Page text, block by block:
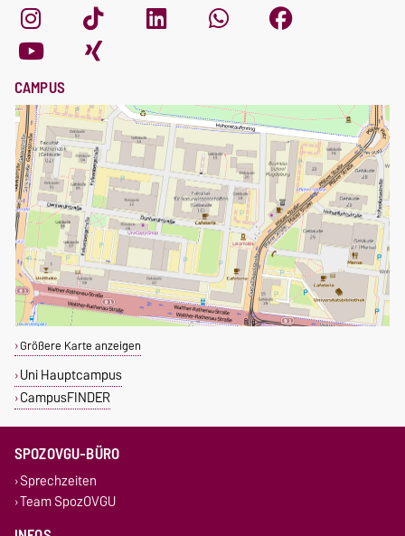
CAMPUS
Größere Karte anzeigen
Uni Hauptcampus
CampusFINDER
SPOZOVGU-BÜRO
Sprechzeiten
Team SpozOVGU